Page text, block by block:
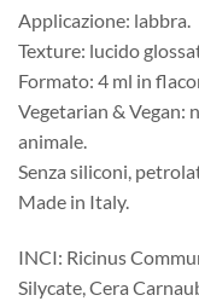
Applicazione: labbra.
Texture: lucido
Formato: 4 ml in
Vegetarian & Vegan:
animale.
Senza siliconi,
Made in Italy.
INCI: Ricinus
Silycate, Cera